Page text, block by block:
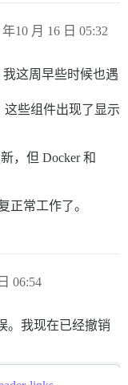
年10 月 16 日 05:32
我这周早些时候也遇
这些组件出现了显示
，但 Docker 和
正常工作了。
06:54
。我现在已经撤销